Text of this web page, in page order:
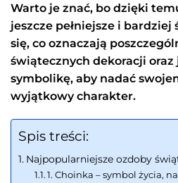
Warto je znać, bo dzięki
jeszcze pełniejsze i
się, co oznaczają
świątecznych dekoracji
symbolikę, aby nadać
wyjątkowy charakter.
Spis treści:
Najpopularniejsze ozdoby
1. Choinka – symbol życia,